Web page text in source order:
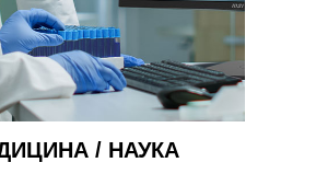
/ НАУКА